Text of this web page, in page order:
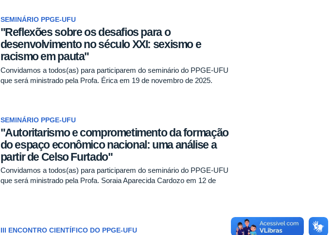
SEMINÁRIO PPGE-UFU
"Reflexões sobre os desafios para o
desenvolvimento no século XXI: sexismo e
racismo em pauta"
Convidamos a todos(as) para participarem do seminário do PPGE-UFU
que será ministrado pela Profa. Érica em 19 de novembro de 2025.
SEMINÁRIO PPGE-UFU
"Autoritarismo e comprometimento da formação
do espaço econômico nacional: uma análise a
partir de Celso Furtado"
Convidamos a todos(as) para participarem do seminário do PPGE-UFU
que será ministrado pela Profa. Soraia Aparecida Cardozo em 12 de
III ENCONTRO CIENTÍFICO DO PPGE-UFU